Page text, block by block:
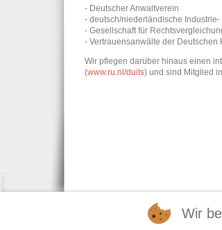
- Deutscher Anwaltverein
- deutsch/niederländische
- Gesellschaft für
- Vertrauensanwälte der Deutschen
Wir pflegen darüber hinaus einen
(www.ru.nl/duits) und sind Mitglied
copyright Anwaltskanzlei Schröder
Wir